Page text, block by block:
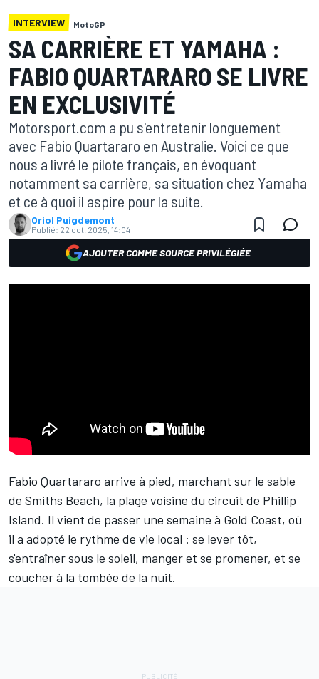
INTERVIEW MotoGP
SA CARRIÈRE ET YAMAHA :
FABIO QUARTARARO SE LIVRE
EN EXCLUSIVITÉ
Motorsport.com a pu s'entretenir longuement
avec Fabio Quartararo en Australie. Voici ce que
nous a livré le pilote français, en évoquant
notamment sa carrière, sa situation chez Yamaha
et ce à quoi il aspire pour la suite.
Oriol Puigdemont
Publié: 22 oct. 2025, 14:04
AJOUTER COMME SOURCE PRIVILÉGIÉE
Fabio Quartararo arrive à pied, marchant sur le sable
de Smiths Beach, la plage voisine du circuit de Phillip
Island. Il vient de passer une semaine à Gold Coast, où
il a adopté le rythme de vie local : se lever tôt,
s'entraîner sous le soleil, manger et se promener, et se
coucher à la tombée de la nuit.